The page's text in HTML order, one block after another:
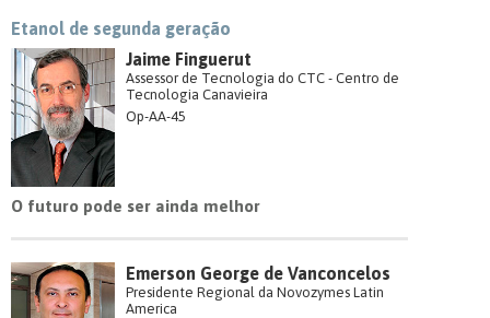
Etanol de segunda geração
Jaime Finguerut
Assessor de Tecnologia do CTC - Centro de
Tecnologia Canavieira
Op-AA-45
O futuro pode ser ainda melhor
Emerson George de Vanconcelos
Presidente Regional da Novozymes Latin
America